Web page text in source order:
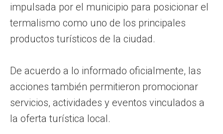
impulsada por el municipio para posicionar el
termalismo como uno de los principales
productos turísticos de la ciudad.
De acuerdo a lo informado oficialmente, las
acciones también permitieron promocionar
servicios, actividades y eventos vinculados a
la oferta turística local.